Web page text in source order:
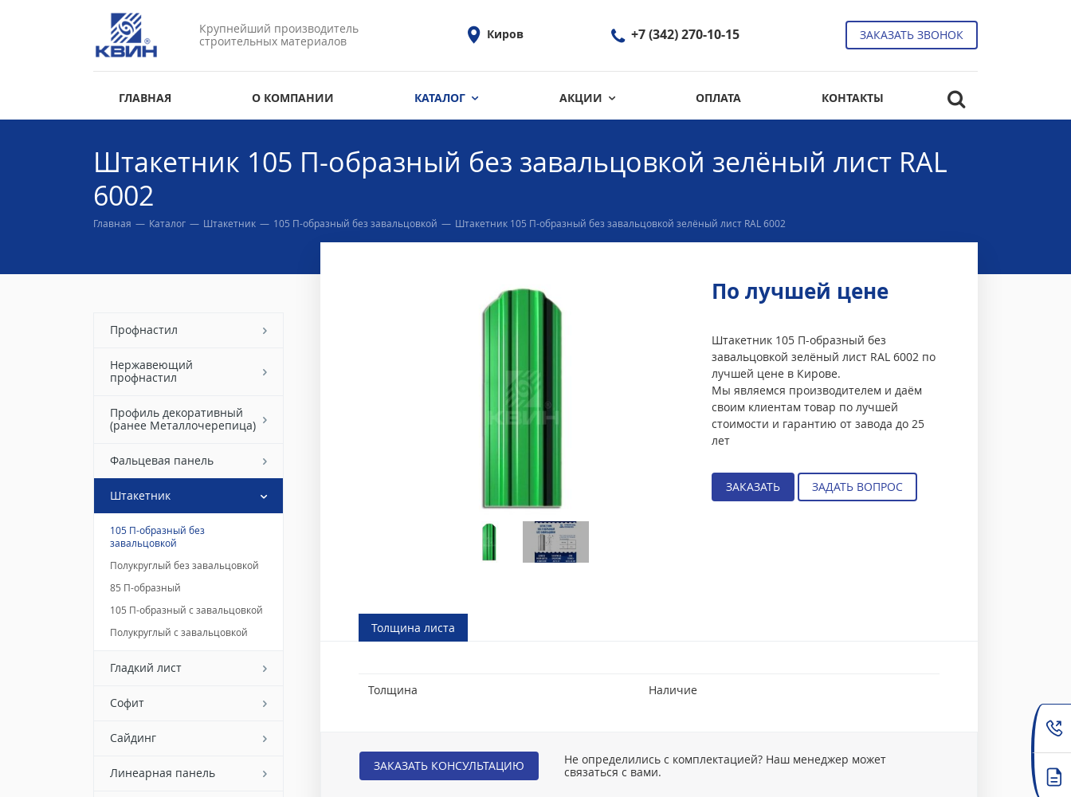
Крупнейший производитель
строительных материалов
Киров +7 (342) 270-10-15 ЗАКАЗАТЬ ЗВОНОК
ГЛАВНАЯ О КОМПАНИИ КАТАЛОГ АКЦИИ ОПЛАТА КОНТАКТЫ
Штакетник 105 П-образный без завальцовкой зелёный лист RAL
6002
Главная — Каталог — Штакетник — 105 П-образный без завальцовкой — Штакетник 105 П-образный без завальцовкой зелёный лист RAL 6002
Профнастил
Нержавеющий
профнастил
Профиль декоративный
(ранее Металлочерепица)
Фальцевая панель
Штакетник
105 П-образный без
завальцовкой
Полукруглый без завальцовкой
85 П-образный
105 П-образный с завальцовкой
Полукруглый с завальцовкой
Гладкий лист
Софит
Сайдинг
Линеарная панель
По лучшей цене
Штакетник 105 П-образный без
завальцовкой зелёный лист RAL 6002 по
лучшей цене в Кирове.
Мы являемся производителем и даём
своим клиентам товар по лучшей
стоимости и гарантию от завода до 25
лет
ЗАКАЗАТЬ ЗАДАТЬ ВОПРОС
Толщина листа
Толщина Наличие
ЗАКАЗАТЬ КОНСУЛЬТАЦИЮ
Не определились с комплектацией? Наш менеджер может
связаться с вами.